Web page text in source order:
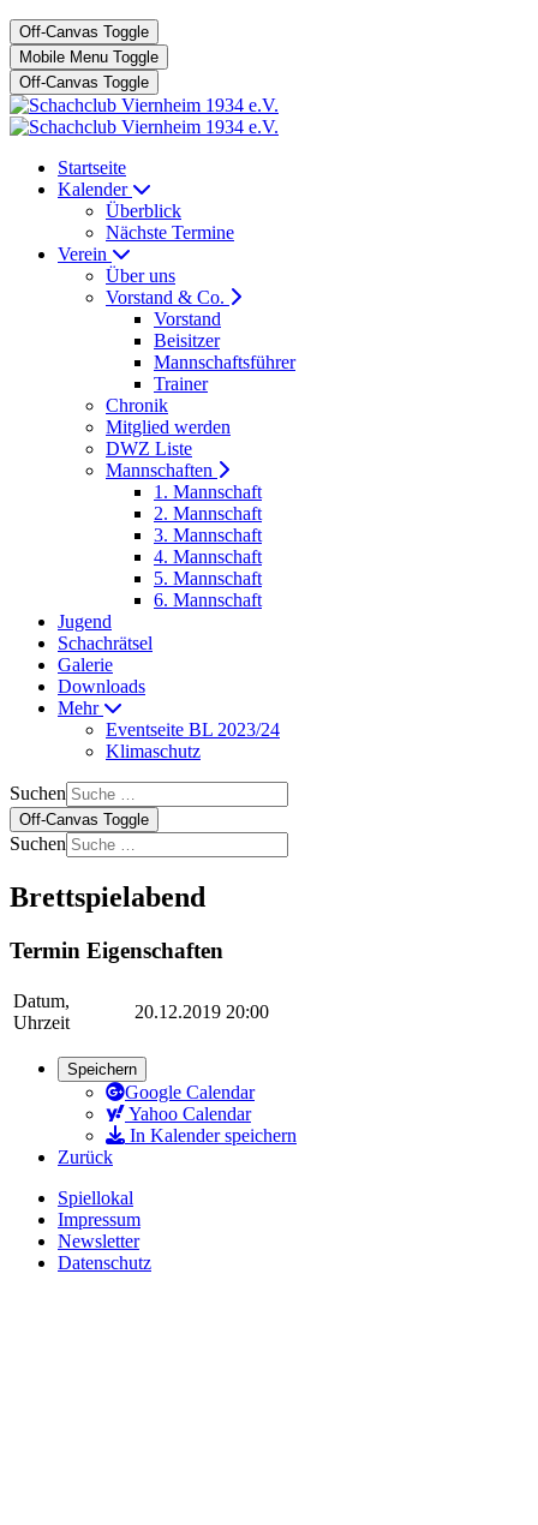
Off-Canvas Toggle
Mobile Menu Toggle
Off-Canvas Toggle
Startseite
Kalender
Überblick
Nächste Termine
Verein
Über uns
Vorstand & Co.
Vorstand
Beisitzer
Mannschaftsführer
Trainer
Chronik
Mitglied werden
DWZ Liste
Mannschaften
1. Mannschaft
2. Mannschaft
3. Mannschaft
4. Mannschaft
5. Mannschaft
6. Mannschaft
Jugend
Schachrätsel
Galerie
Downloads
Mehr
Eventseite BL 2023/24
Klimaschutz
Suchen
Off-Canvas Toggle
Suchen
Brettspielabend
Termin Eigenschaften
Datum,
Uhrzeit
20.12.2019 20:00
Speichern
Google Calendar
Yahoo Calendar
In Kalender speichern
Zurück
Spiellokal
Impressum
Newsletter
Datenschutz